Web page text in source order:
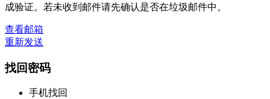
成验证。若未收到邮件请先确认是否在垃圾邮件中。
查看邮箱
重新发送
找回密码
手机找回